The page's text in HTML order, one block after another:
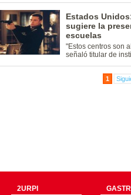
Estados
sugiere la
escuelas
"Estos centros son
señaló titular de
1
2URPI